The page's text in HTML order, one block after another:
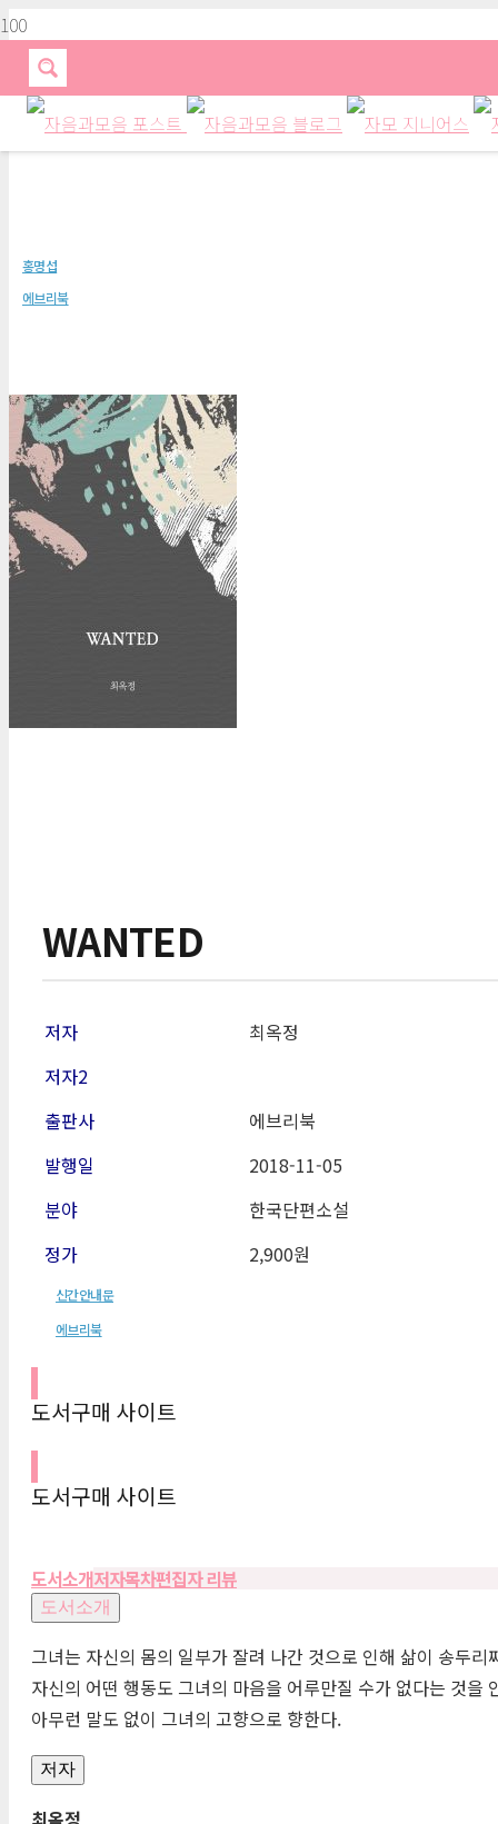
홍명섭
에브리북
WANTED
저자
최옥정
저자2
출판사
에브리북
발행일
2018-11-05
분야
한국단편소설
정가
2,900원
신간안내문
에브리북
도서구매 사이트
도서구매 사이트
도서소개저자목차편집자 리뷰
도서소개
그녀는 자신의 몸의 일부가 잘려 나간 것으로 인해 삶이 송두
자신의 어떤 행동도 그녀의 마음을 어루만질 수가 없다는 것
아무런 말도 없이 그녀의 고향으로 향한다.
저자
최옥정